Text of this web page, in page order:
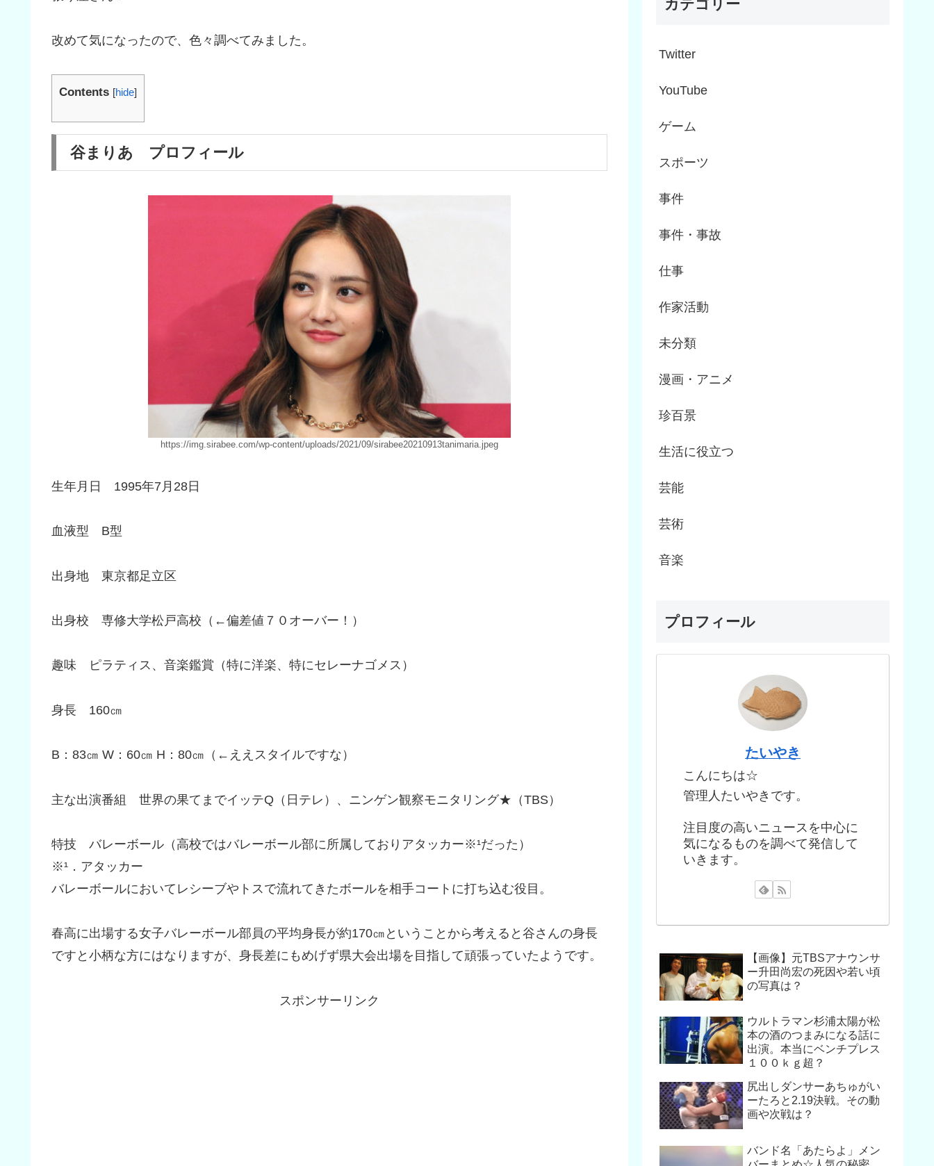
改めて気になったので、色々調べてみました。
Contents [hide]
谷まりあ プロフィール
https://img.sirabee.com/wp-content/uploads/2021/09/sirabee20210913tanimaria.jpeg
生年月日 1995年7月28日
血液型 B型
出身地 東京都足立区
出身校 専修大学松戸高校（←偏差値７０オーバー！）
趣味 ピラティス、音楽鑑賞（特に洋楽、特にセレーナゴメス）
身長 160㎝
B：83㎝ W：60㎝ H：80㎝（←ええスタイルですな）
主な出演番組 世界の果てまでイッテQ（日テレ）、ニンゲン観察モニタリング★（TBS）
特技 バレーボール（高校ではバレーボール部に所属しておりアタッカー※¹だった）
※¹．アタッカー
バレーボールにおいてレシーブやトスで流れてきたボールを相手コートに打ち込む役目。
春高に出場する女子バレーボール部員の平均身長が約170㎝ということから考えると谷さんの身長
ですと小柄な方にはなりますが、身長差にもめげず県大会出場を目指して頑張っていたようです。
スポンサーリンク
カテゴリー
Twitter
YouTube
ゲーム
スポーツ
事件
事件・事故
仕事
作家活動
未分類
漫画・アニメ
珍百景
生活に役立つ
芸能
芸術
音楽
プロフィール
たいやき
こんにちは☆
管理人たいやきです。
注目度の高いニュースを中心に
気になるものを調べて発信して
いきます。
【画像】元TBSアナウンサ
ー升田尚宏の死因や若い頃
の写真は？
ウルトラマン杉浦太陽が松
本の酒のつまみになる話に
出演。本当にベンチプレス
１００ｋｇ超？
尻出しダンサーあちゅがい
ーたろと2.19決戦。その動
画や次戦は？
バンド名「あたらよ」メン